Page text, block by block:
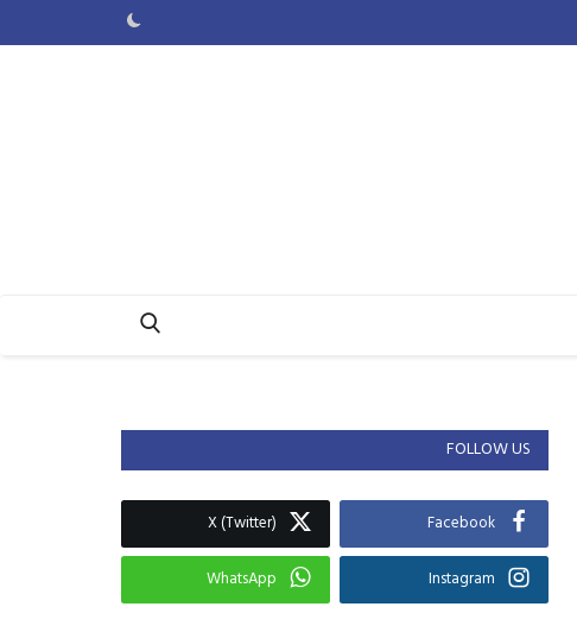
FOLLOW US
Facebook
X (Twitter)
Instagram
WhatsApp